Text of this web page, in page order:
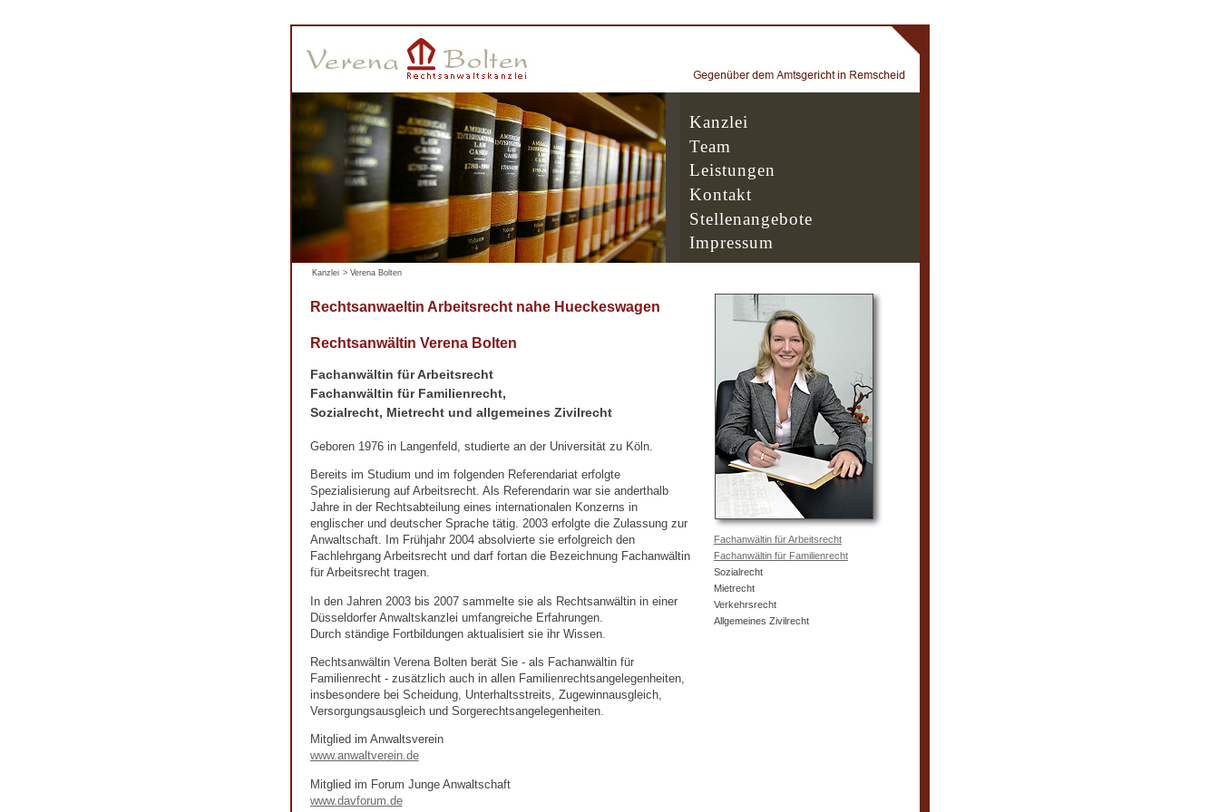
Kanzlei
Team
Leistungen
Kontakt
Stellenangebote
Impressum
Kanzlei > Verena Bolten
Rechtsanwaeltin Arbeitsrecht nahe Hueckeswagen
Rechtsanwältin Verena Bolten
Fachanwältin für Arbeitsrecht
Fachanwältin für Familienrecht,
Sozialrecht, Mietrecht und allgemeines Zivilrecht
Geboren 1976 in Langenfeld, studierte an der Universität zu Köln.
Bereits im Studium und im folgenden Referendariat erfolgte
Spezialisierung auf Arbeitsrecht. Als Referendarin war sie anderthalb
Jahre in der Rechtsabteilung eines internationalen Konzerns in
englischer und deutscher Sprache tätig. 2003 erfolgte die Zulassung zur
Anwaltschaft. Im Frühjahr 2004 absolvierte sie erfolgreich den
Fachlehrgang Arbeitsrecht und darf fortan die Bezeichnung Fachanwältin
für Arbeitsrecht tragen.
In den Jahren 2003 bis 2007 sammelte sie als Rechtsanwältin in einer
Düsseldorfer Anwaltskanzlei umfangreiche Erfahrungen.
Durch ständige Fortbildungen aktualisiert sie ihr Wissen.
Rechtsanwältin Verena Bolten berät Sie - als Fachanwältin für
Familienrecht - zusätzlich auch in allen Familienrechtsangelegenheiten,
insbesondere bei Scheidung, Unterhaltsstreits, Zugewinnausgleich,
Versorgungsausgleich und Sorgerechtsangelegenheiten.
Mitglied im Anwaltsverein
www.anwaltverein.de
Mitglied im Forum Junge Anwaltschaft
www.davforum.de
Fachanwältin für Arbeitsrecht
Fachanwältin für Familienrecht
Sozialrecht
Mietrecht
Verkehrsrecht
Allgemeines Zivilrecht